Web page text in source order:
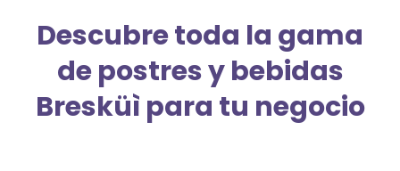
Descubre toda la gama
de postres y bebidas
Bresküì para tu negocio